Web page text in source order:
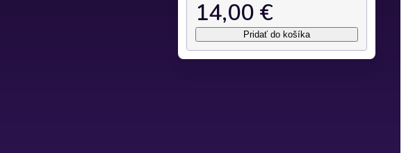
14,00 €
Pridať do košíka